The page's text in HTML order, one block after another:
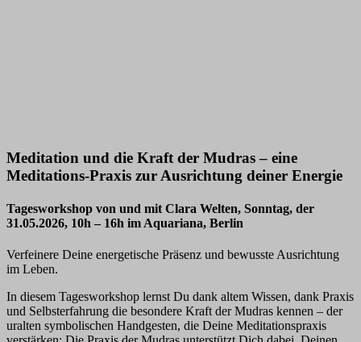
Meditation und die Kraft der Mudras – eine
Meditations-Praxis zur Ausrichtung deiner Energie
Tagesworkshop von und mit Clara Welten, Sonntag, der
31.05.2026, 10h – 16h im Aquariana, Berlin
Verfeinere Deine energetische Präsenz und bewusste Ausrichtung
im Leben.
In diesem Tagesworkshop lernst Du dank altem Wissen, dank Praxis
und Selbsterfahrung die besondere Kraft der Mudras kennen – der
uralten symbolischen Handgesten, die Deine Meditationspraxis